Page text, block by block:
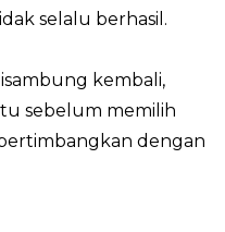
selalu berhasil.
kembali,
sebelum memilih
dengan